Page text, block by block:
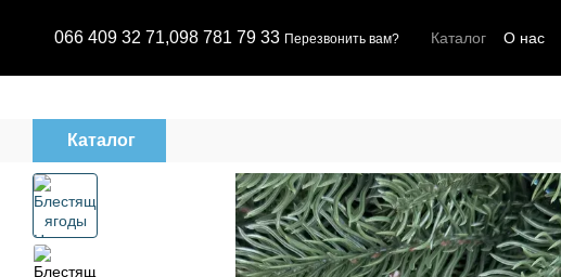
066 409 32 71,098 781 79 33 Перезвонить вам? Каталог О нас
Каталог